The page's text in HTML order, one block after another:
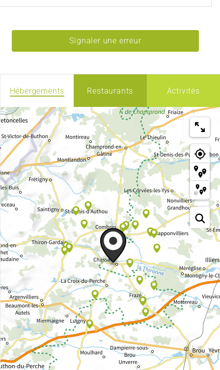
Signaler une erreur
Hébergements Restaurants Activités